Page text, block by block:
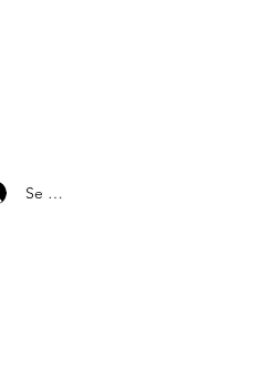
Se connecter